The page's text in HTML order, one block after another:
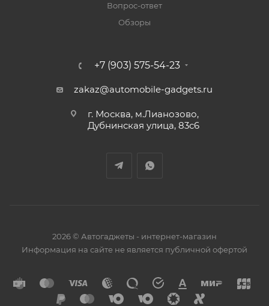
Вопрос-ответ
Обзоры
+7 (903) 575-54-23
zakaz@automobile-gadgets.ru
г. Москва, м.Лианозово,
Дубнинская улица, 83с6
2026 © Автогаджеты - интернет-магазин
Информация на сайте не является публичной офертой